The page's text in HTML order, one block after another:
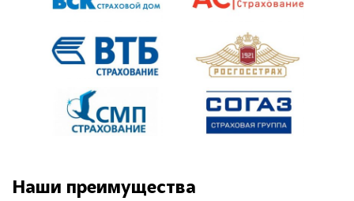
Наши преимущества